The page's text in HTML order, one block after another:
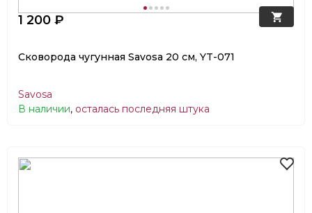
1 200 ₽
Сковорода чугунная Savosa 20 см, YT-071
Savosa
В наличии, осталась последняя штука